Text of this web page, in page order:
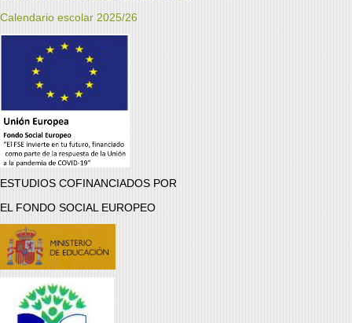
Calendario escolar 2025/26
ESTUDIOS COFINANCIADOS POR
EL FONDO SOCIAL EUROPEO